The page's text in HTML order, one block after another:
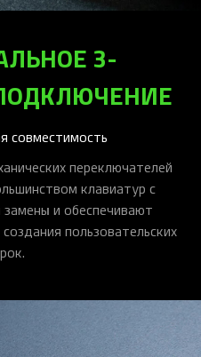
3-
совместимость
переключателей
клавиатур с
и обеспечивают
пользовательских